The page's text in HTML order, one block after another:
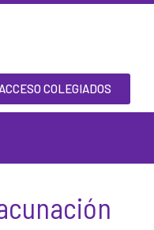
ACCESO COLEGIADOS